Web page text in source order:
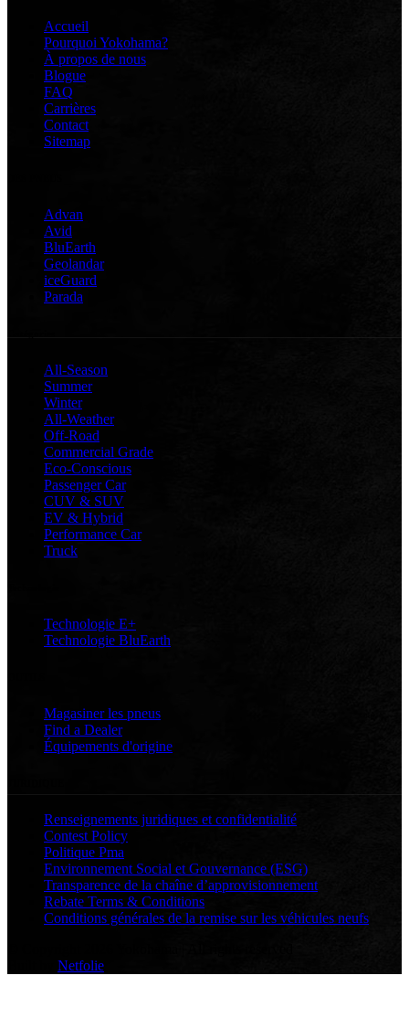
Accueil
Pourquoi Yokohama?
À propos de nous
Blogue
FAQ
Carrières
Contact
Sitemap
Advan
Avid
BluEarth
Geolandar
iceGuard
Parada
All-Season
Summer
Winter
All-Weather
Off-Road
Commercial Grade
Eco-Conscious
Passenger Car
CUV & SUV
EV & Hybrid
Performance Car
Truck
Technologie E+
Technologie BluEarth
Magasiner les pneus
Find a Dealer
Équipements d'origine
Renseignements juridiques et confidentialité
Contest Policy
Politique Pma
Environnement Social et Gouvernance (ESG)
Transparence de la chaîne d’approvisionnement
Rebate Terms & Conditions
Conditions générales de la remise sur les véhicules neufs
Netfolie